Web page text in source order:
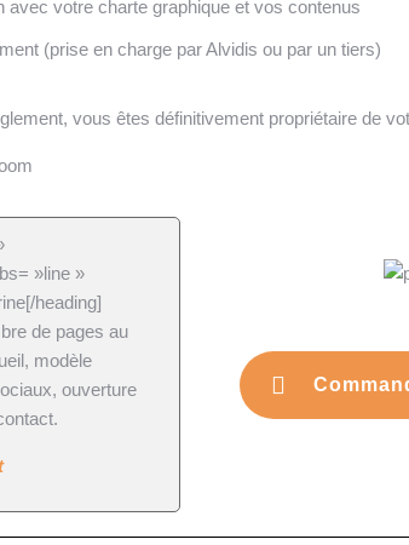
votre charte graphique et vos contenus
(prise en charge par Alvidis ou par un tiers)
vous êtes définitivement propriétaire de
»line »
heading]
de pages au
modèle
ouverture